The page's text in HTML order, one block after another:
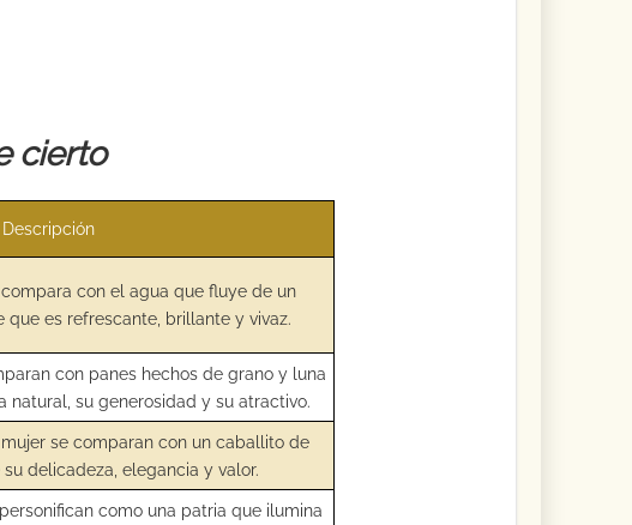
cierto
Descripción
con el agua que fluye de un
que es refrescante, brillante y vivaz.
con panes hechos de grano y luna
natural, su generosidad y su atractivo.
se comparan con un caballito de
delicadeza, elegancia y valor.
como una patria que ilumina